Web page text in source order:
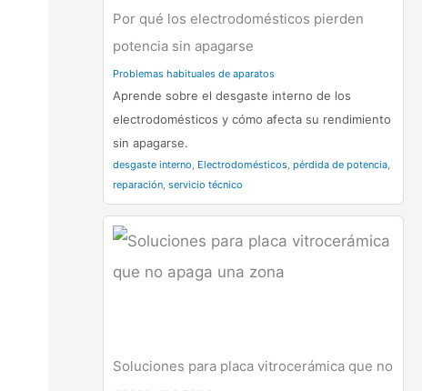
Por qué los electrodomésticos pierden
potencia sin apagarse
Problemas habituales de aparatos
Aprende sobre el desgaste interno de los
electrodomésticos y cómo afecta su rendimiento
sin apagarse.
desgaste interno Electrodomésticos, pérdida de potencia,
reparación, servicio técnico
Soluciones para placa vitrocerámica que no